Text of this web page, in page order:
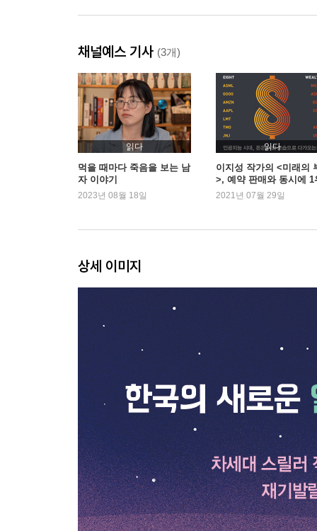
채널예스 기사 (3개)
읽다
먹을 때마다 죽음을 보는 남
자 이야기
2023년 08월 18일
읽다
이지성 작가의 <미래의
>, 예약 판매와 동시에 1
기록
2021년 07월 29일
상세 이미지